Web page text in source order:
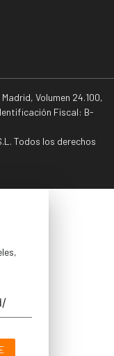
Volumen 24.100,
Fiscal: B-
Todos los derechos